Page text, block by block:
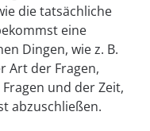
die tatsächliche
eine
Dingen, wie z. B.
Art der Fragen,
und der Zeit,
abzuschließen.